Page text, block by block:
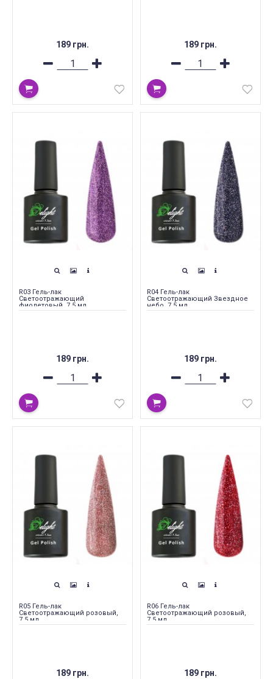
189 грн. 189 грн.
R03 Гель-лак
Светоотражающий
фиолетовый, 7.5 мл
189 грн.
R04 Гель-лак
Светоотражающий Звездное
небо, 7.5 мл
189 грн.
R05 Гель-лак
Светоотражающий розовый,
7.5 мл
189 грн.
R06 Гель-лак
Светоотражающий розовый,
7.5 мл
189 грн.